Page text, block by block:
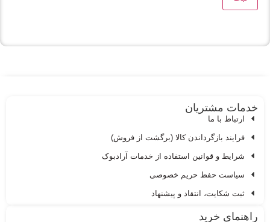
خدمات مشتریان
ارتباط با ما
فرایند بازگرداندن کالا (برگشت از فروش)
شرایط و قوانین استفاده از خدمات آرادبوک
سیاست حفظ حریم خصوصی
ثبت شکایت، انتقاد و پیشنهاد
راهنمای خرید